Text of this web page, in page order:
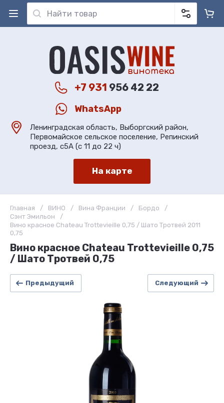
+7 931 956 42 22
WhatsApp
Ленинградская область, Выборгский район,
Первомайское сельское поселение, Репинский
проезд, с5А (с 11 до 22 ч)
На карте
Главная / ВИНО / Вина Франции / Бордо
/
Сэнт Эмильон
/
Вино красное Chateau Trottevieille 0,75 / Шато Тротвей 2011
0,75
Вино красное Chateau Trottevieille 0,75
/ Шато Тротвей 0,75
Предыдущий Следующий